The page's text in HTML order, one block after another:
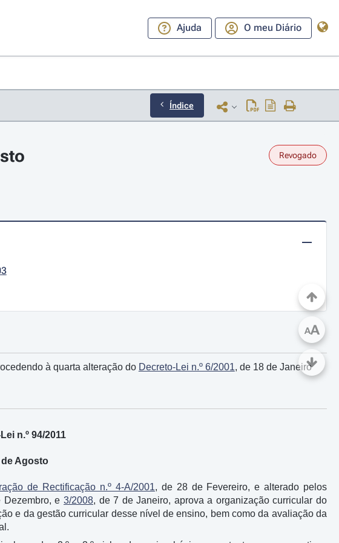
Ajuda O meu Diário
Índice
Revogado
à quarta alteração do Decreto-Lei n.º 6/2001, de 18 de Janeiro
n.º 94/2011
de Agosto
de Rectificação n.º 4-A/2001, de 28 de Fevereiro, e alterado pelos
Dezembro, e3/2008, de 7 de Janeiro, aprova a organização curricular do
e da gestão curricular desse nível de ensino, bem como da avaliação da
AA